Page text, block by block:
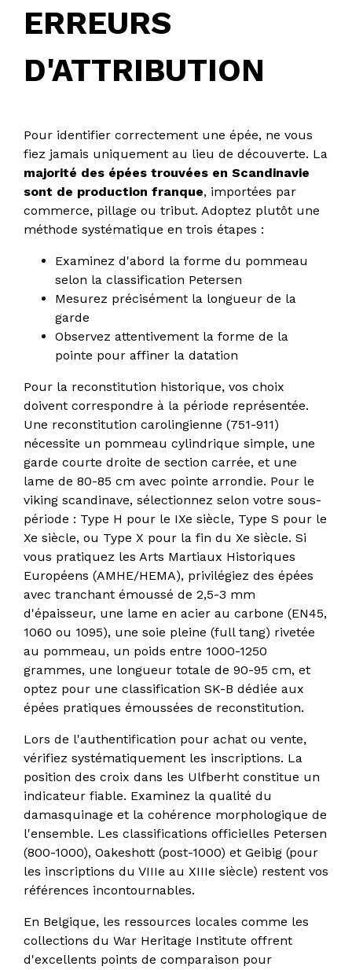
ERREURS
D'ATTRIBUTION
Pour identifier correctement une épée, ne vous
fiez jamais uniquement au lieu de découverte. La
majorité des épées trouvées en Scandinavie
sont de production franque, importées par
commerce, pillage ou tribut. Adoptez plutôt une
méthode systématique en trois étapes :
Examinez d'abord la forme du pommeau
selon la classification Petersen
Mesurez précisément la longueur de la
garde
Observez attentivement la forme de la
pointe pour affiner la datation
Pour la reconstitution historique, vos choix
doivent correspondre à la période représentée.
Une reconstitution carolingienne (751-911)
nécessite un pommeau cylindrique simple, une
garde courte droite de section carrée, et une
lame de 80-85 cm avec pointe arrondie. Pour le
viking scandinave, sélectionnez selon votre sous-
période : Type H pour le IXe siècle, Type S pour le
Xe siècle, ou Type X pour la fin du Xe siècle. Si
vous pratiquez les Arts Martiaux Historiques
Européens (AMHE/HEMA), privilégiez des épées
avec tranchant émoussé de 2,5-3 mm
d'épaisseur, une lame en acier au carbone (EN45,
1060 ou 1095), une soie pleine (full tang) rivetée
au pommeau, un poids entre 1000-1250
grammes, une longueur totale de 90-95 cm, et
optez pour une classification SK-B dédiée aux
épées pratiques émoussées de reconstitution.
Lors de l'authentification pour achat ou vente,
vérifiez systématiquement les inscriptions. La
position des croix dans les Ulfberht constitue un
indicateur fiable. Examinez la qualité du
damasquinage et la cohérence morphologique de
l'ensemble. Les classifications officielles Petersen
(800-1000), Oakeshott (post-1000) et Geibig (pour
les inscriptions du VIIIe au XIIIe siècle) restent vos
références incontournables.
En Belgique, les ressources locales comme les
collections du War Heritage Institute offrent
d'excellents points de comparaison pour